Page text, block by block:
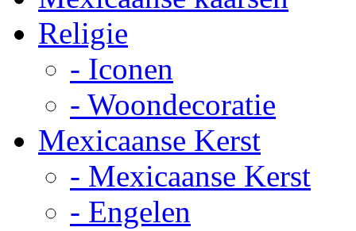
Religie
- Iconen
- Woondecoratie
Mexicaanse Kerst
- Mexicaanse Kerst
- Engelen